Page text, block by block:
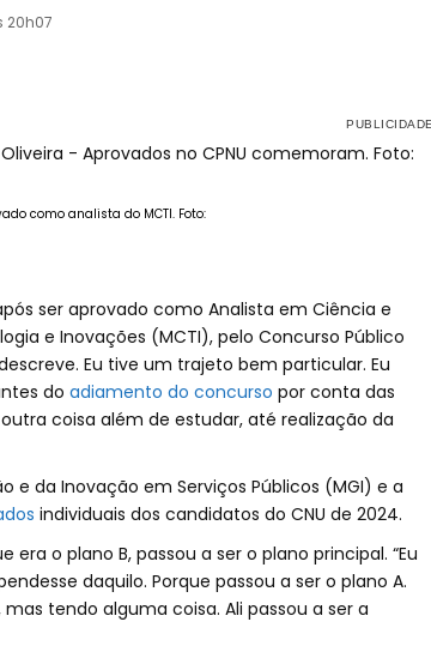
20h07
como analista do MCTI. Foto:
ser aprovado como Analista em Ciência e
e Inovações (MCTI), pelo Concurso Público
Eu tive um trajeto bem particular. Eu
do adiamento do concurso por conta das
coisa além de estudar, até realização da
da Inovação em Serviços Públicos (MGI) e a
individuais dos candidatos do CNU de 2024.
o plano B, passou a ser o plano principal. “Eu
daquilo. Porque passou a ser o plano A.
tendo alguma coisa. Ali passou a ser a